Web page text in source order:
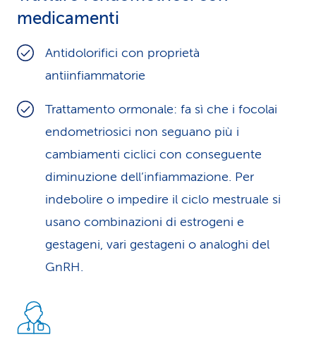
medicamenti
Antidolorifici con proprietà
antiinfiammatorie
Trattamento ormonale: fa sì che i focolai
endometriosici non seguano più i
cambiamenti ciclici con conseguente
diminuzione dell’infiammazione. Per
indebolire o impedire il ciclo mestruale si
usano combinazioni di estrogeni e
gestageni, vari gestageni o analoghi del
GnRH.